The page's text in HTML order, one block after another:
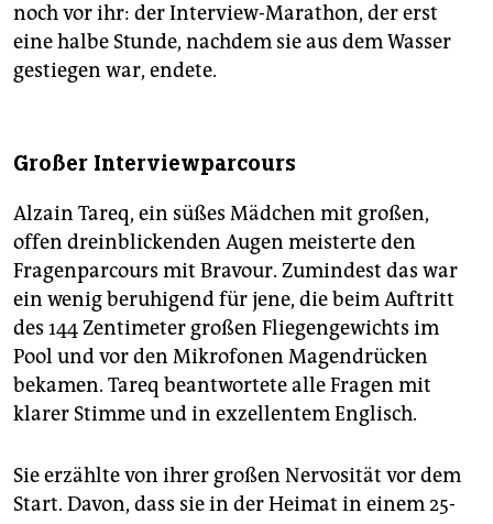
noch vor ihr: der Interview-Marathon, der erst
eine halbe Stunde, nachdem sie aus dem Wasser
gestiegen war, endete.
Großer Interviewparcours
Alzain Tareq, ein süßes Mädchen mit großen,
offen dreinblickenden Augen meisterte den
Fragenparcours mit Bravour. Zumindest das war
ein wenig beruhigend für jene, die beim Auftritt
des 144 Zentimeter großen Fliegengewichts im
Pool und vor den Mikrofonen Magendrücken
bekamen. Tareq beantwortete alle Fragen mit
klarer Stimme und in exzellentem Englisch.
Sie erzählte von ihrer großen Nervosität vor dem
Start. Davon, dass sie in der Heimat in einem 25-